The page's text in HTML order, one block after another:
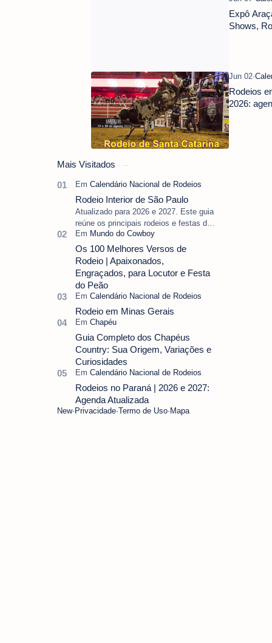
Expô
Shows,
Rodeios
2026:
Mais Visitados
Rodeio Interior de São Paulo
Atualizado para 2026 e 2027. Este guia
reúne os principais rodeios e festas do
peão do interior de São Paulo,
separando as datas oficiais ainda vál…
Os 100 Melhores Versos de
Rodeio | Apaixonados,
Engraçados, para Locutor e Festa
do Peão
Rodeio em Minas Gerais
Guia Completo dos Chapéus
Country: Sua Origem, Variações e
Curiosidades
Rodeios no Paraná | 2026 e 2027:
Agenda Atualizada
New Privacidade Termo de Uso Mapa